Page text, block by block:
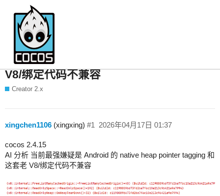
AI 分析 当前最强嫌疑是 Android 的
native heap pointer tagging 和这套老
V8/绑定代码不兼容
Creator 2.x
xingchen1106 (xingxing) 2026年04月17日 01:37
#1
cocos 2.4.15
AI 分析 当前最强嫌疑是 Android 的 native heap pointer tagging 和
这套老 V8/绑定代码不兼容